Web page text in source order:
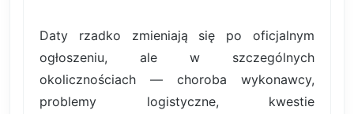
Daty rzadko zmieniają się po oficjalnym
ogłoszeniu, ale w szczególnych
okolicznościach — choroba wykonawcy,
problemy logistyczne, kwestie